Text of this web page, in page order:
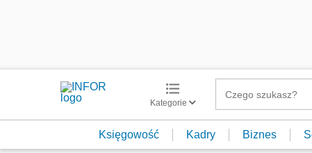
Kategorie
Księgowość Kadry Biznes